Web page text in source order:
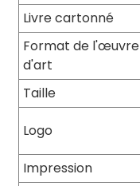
Livre cartonné
Format de l'œuvre
d'art
Taille
Logo
Impression